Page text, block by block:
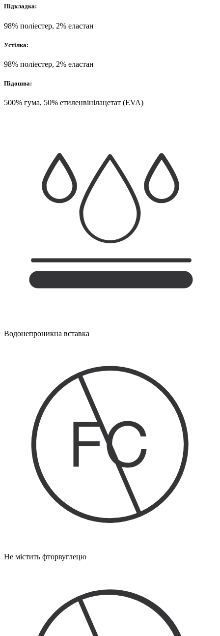
Підкладка:
98% поліестер, 2% еластан
Устілка:
98% поліестер, 2% еластан
Підошва:
500% гума, 50% етиленвінілацетат (EVA)
Водонепроникна вставка
Не містить фторвуглецю